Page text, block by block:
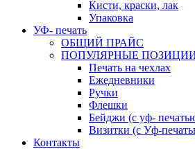
Кисти, краски, лак
Упаковка
УФ- печать
ОБЩИЙ ПРАЙС
ПОПУЛЯРНЫЕ
Печать на чехлах
Ежедневники
Ручки
Флешки
Бейджи (с уф-
Визитки (с Уф-
Контакты